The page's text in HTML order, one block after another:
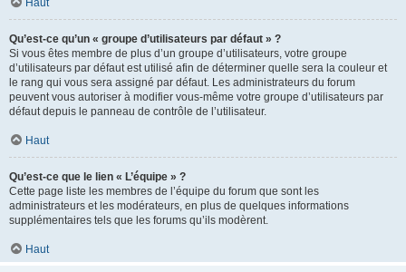
Haut
Qu’est-ce qu’un « groupe d’utilisateurs par défaut » ?
Si vous êtes membre de plus d’un groupe d’utilisateurs, votre groupe
d’utilisateurs par défaut est utilisé afin de déterminer quelle sera la couleur et
le rang qui vous sera assigné par défaut. Les administrateurs du forum
peuvent vous autoriser à modifier vous-même votre groupe d’utilisateurs par
défaut depuis le panneau de contrôle de l’utilisateur.
Haut
Qu’est-ce que le lien « L’équipe » ?
Cette page liste les membres de l’équipe du forum que sont les
administrateurs et les modérateurs, en plus de quelques informations
supplémentaires tels que les forums qu’ils modèrent.
Haut